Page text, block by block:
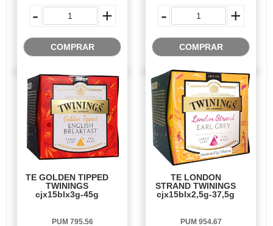
- +
COMPRAR
- +
COMPRAR
TE GOLDEN TIPPED
TWININGS
cjx15blx3g-45g
PUM 795.56
TE LONDON
STRAND TWININGS
cjx15blx2,5g-37,5g
PUM 954.67